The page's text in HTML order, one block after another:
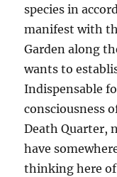
species in
manifest with
Garden along
wants to
Indispensable
consciousness
Death Quarter,
have
thinking here